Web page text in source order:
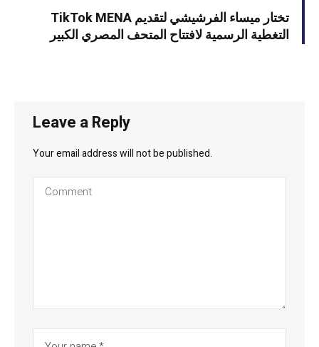
TikTok MENA تختار ميساء الفرشيشي لتقديم
التغطية الرسمية لافتتاح المتحف المصري الكبير
Leave a Reply
Your email address will not be published.